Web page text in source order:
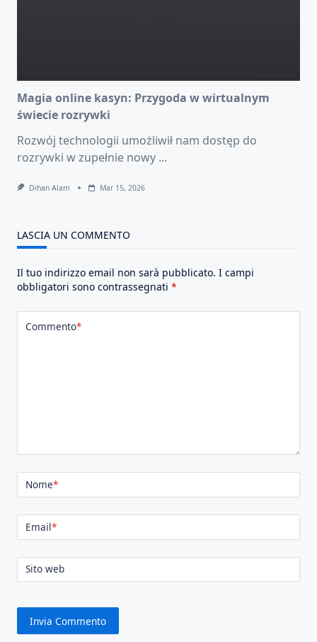
Magia online kasyn: Przygoda w wirtualnym
świecie rozrywki
Rozwój technologii umożliwił nam dostęp do
rozrywki w zupełnie nowy ...
Dihan Alam Mar 15, 2026
LASCIA UN COMMENTO
Il tuo indirizzo email non sarà pubblicato. I campi
obbligatori sono contrassegnati *
Commento*
Nome*
Email*
Sito web